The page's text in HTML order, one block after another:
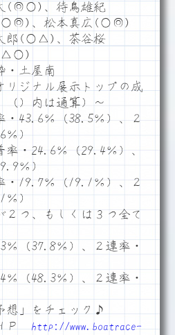
(◎○)、待鳥雄紀
、松本真広(○◎)
郎(○△)、茶谷桜
・土屋南
リジナル展示トップの成
（）内は通算）～
・43.6％（38.5％）、２
）
・24.6％（29.4％）、
％）
19.7％（19.1％）、２
）
つ、もしくは３つ全て
（37.8％）、２連率・
（48.3％）、２連率・
想」をチェック♪
ＨＰhttp://www.boatrace-